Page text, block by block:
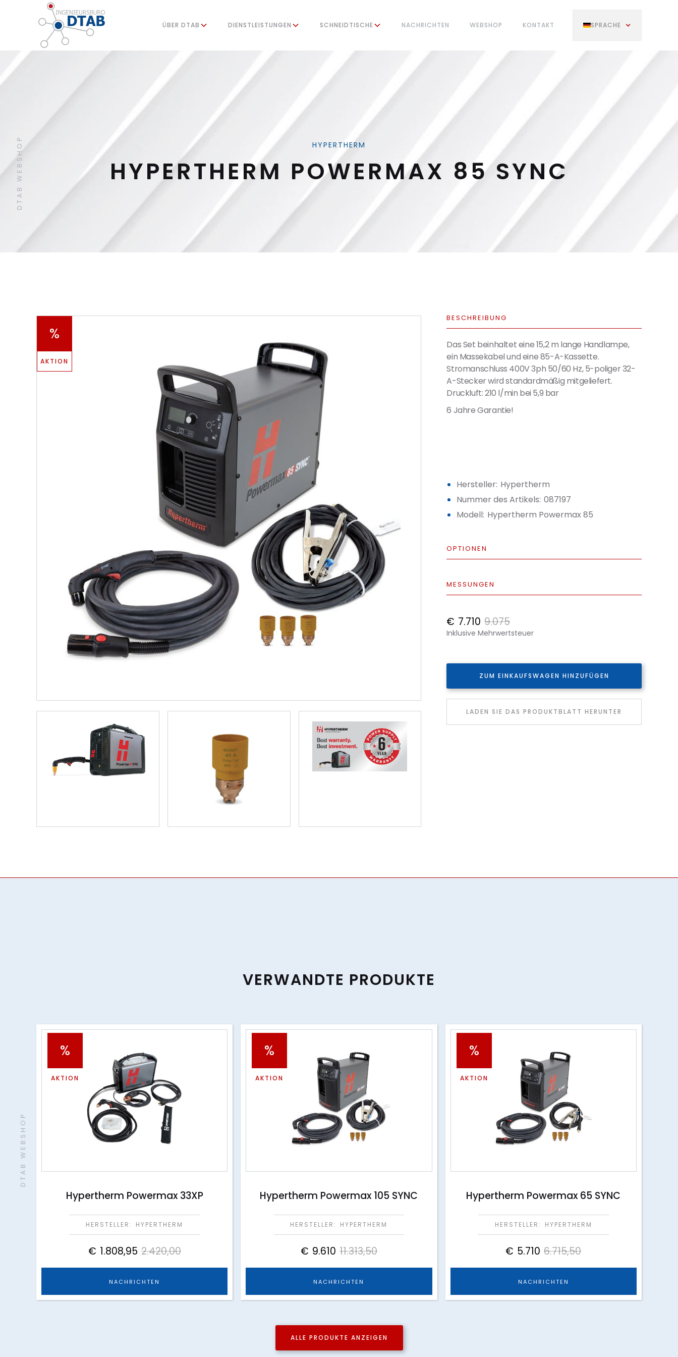
ÜBER DTAB DIENSTLEISTUNGEN SCHNEIDTISCHE NACHRICHTEN WEBSHOP KONTAKT SPRACHE
DTAB WEBSHOP HYPERTHERM
HYPERTHERM POWERMAX 85 SYNC
%
AKTION
BESCHREIBUNG
Das Set beinhaltet eine 15,2 m lange Handlampe,
ein Massekabel und eine 85-A-Kassette.
Stromanschluss 400V 3ph 50/60 Hz, 5-poliger 32-
A-Stecker wird standardmäßig mitgeliefert.
Druckluft: 210 l/min bei 5,9 bar
6 Jahre Garantie!
Hersteller: Hypertherm
Nummer des Artikels: 087197
Modell: Hypertherm Powermax 85
OPTIONEN
MESSUNGEN
€ 7.710 9.075
Inklusive Mehrwertsteuer
ZUM EINKAUFSWAGEN HINZUFÜGEN
LADEN SIE DAS PRODUKTBLATT HERUNTER
VERWANDTE PRODUKTE
%
AKTION
Hypertherm Powermax 33XP
HERSTELLER: HYPERTHERM
€ 1.808,95 2.420,00
NACHRICHTEN
%
AKTION
Hypertherm Powermax 105 SYNC
HERSTELLER: HYPERTHERM
€ 9.610 11.313,50
NACHRICHTEN
%
AKTION
Hypertherm Powermax 65 SYNC
HERSTELLER: HYPERTHERM
€ 5.710 6.715,50
NACHRICHTEN
ALLE PRODUKTE ANZEIGEN
DTAB WEBSHOP